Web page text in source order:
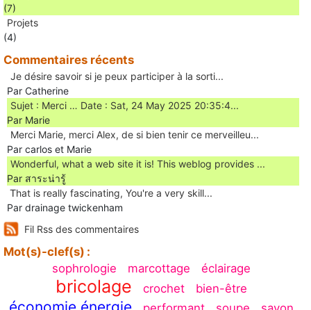
(7)
Projets
(4)
Commentaires récents
Je désire savoir si je peux participer à la sorti...
Par Catherine
Sujet : Merci … Date : Sat, 24 May 2025 20:35:4...
Par Marie
Merci Marie, merci Alex, de si bien tenir ce merveilleu...
Par carlos et Marie
Wonderful, what a web site it is! This weblog provides ...
Par สาระน่ารู้
Ꭲhat is really fascinating, You'rе a very skill...
Par drainage twickenham
Fil Rss des commentaires
Mot(s)-clef(s) :
sophrologie
marcottage éclairage
bricolage crochet bien-être